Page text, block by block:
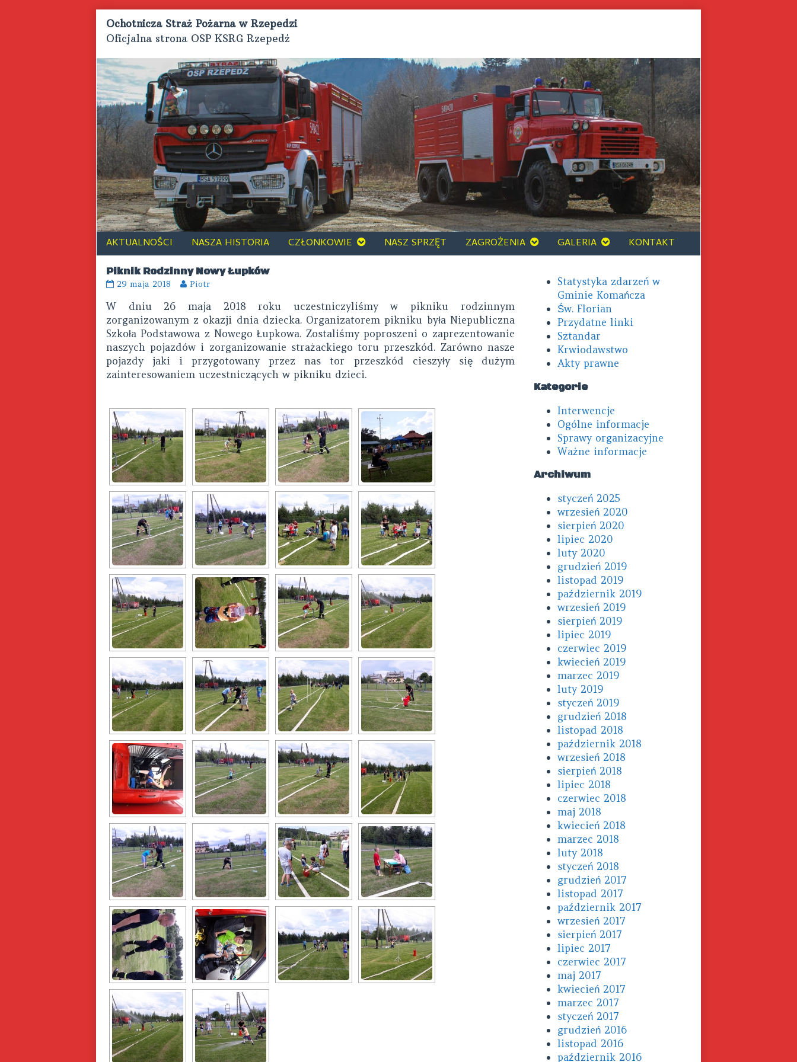
Ochotnicza Straż Pożarna w Rzepedzi
Oficjalna strona OSP KSRG Rzepedź
AKTUALNOŚCI NASZA HISTORIA CZŁONKOWIE NASZ SPRZĘT ZAGROŻENIA GALERIA KONTAKT
Piknik Rodzinny Nowy Łupków
Piknik
Nowy
Łupków
published
on
29 maja 2018
Read
posts
by
author
of
Piknik
Rodzinny
Piotr
W dniu 26 maja 2018 roku uczestniczyliśmy w pikniku rodzinnym
zorganizowanym z okazji dnia dziecka. Organizatorem pikniku była Niepubliczna
Szkoła Podstawowa z Nowego Łupkowa. Zostaliśmy poproszeni o zaprezentowanie
naszych pojazdów i zorganizowanie strażackiego toru przeszkód. Zarówno nasze
pojazdy jaki i przygotowany przez nas tor przeszkód cieszyły się dużym
zainteresowaniem uczestniczących w pikniku dzieci.
SidebarStatystyka zdarzeń w
Gminie Komańcza
Św. Florian
Przydatne linki
Sztandar
Krwiodawstwo
Akty prawne
Kategorie
Interwencje
Ogólne informacje
Sprawy organizacyjne
Ważne informacje
Archiwum
styczeń 2025
wrzesień 2020
sierpień 2020
lipiec 2020
luty 2020
grudzień 2019
listopad 2019
październik 2019
wrzesień 2019
sierpień 2019
lipiec 2019
czerwiec 2019
kwiecień 2019
marzec 2019
luty 2019
styczeń 2019
grudzień 2018
listopad 2018
październik 2018
wrzesień 2018
sierpień 2018
lipiec 2018
czerwiec 2018
maj 2018
kwiecień 2018
marzec 2018
luty 2018
styczeń 2018
grudzień 2017
listopad 2017
październik 2017
wrzesień 2017
sierpień 2017
lipiec 2017
czerwiec 2017
maj 2017
kwiecień 2017
marzec 2017
styczeń 2017
grudzień 2016
listopad 2016
październik 2016